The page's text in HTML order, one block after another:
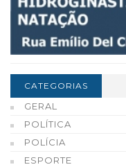
CATEGORIAS
GERAL
POLÍTICA
POLÍCIA
ESPORTE